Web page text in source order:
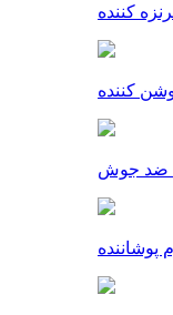
کننده
کننده
ضد جوش
پوشاننده